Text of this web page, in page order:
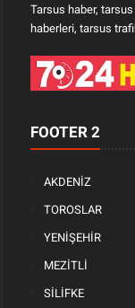
Tarsus haber,
haberleri, tarsus
FOOTER 2
AKDENİZ
TOROSLAR
YENİŞEHİR
MEZİTLİ
SİLİFKE